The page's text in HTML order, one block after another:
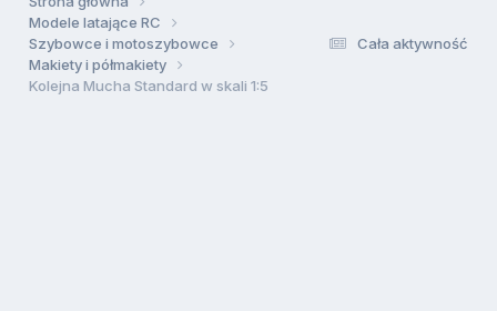
Cała aktywność
Modele latające RC
Szybowce i motoszybowce
Makiety i półmakiety
Kolejna Mucha Standard w skali 1:5